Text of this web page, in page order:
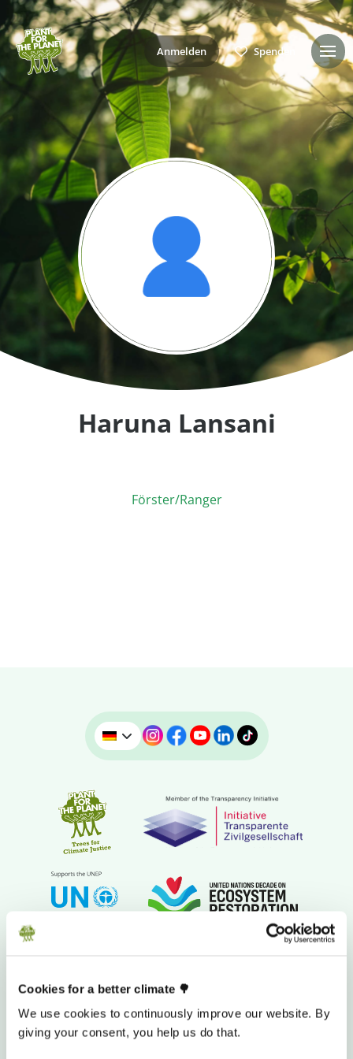
Cookies for a better climate 🌳
We use cookies to continuously improve our website. By
giving your consent, you help us do that.
Anmelden Spenden
Haruna Lansani
Förster/Ranger
SPENDENKONTO